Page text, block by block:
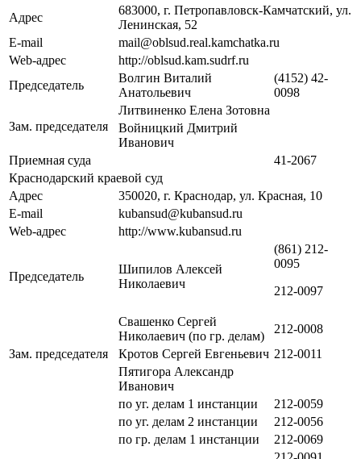
Адрес
683000, г. Петропавловск-Камчатский, ул.
Ленинская, 52
E-mail
mail@oblsud.real.kamchatka.ru
Web-адрес
http://oblsud.kam.sudrf.ru
Председатель
Волгин Виталий
Анатольевич
(4152) 42-
0098
Зам. председателя
Литвиненко Елена Зотовна
Войницкий Дмитрий
Иванович
Приемная суда
41-2067
Краснодарский краевой суд
Адрес
350020, г. Краснодар, ул. Красная, 10
E-mail
kubansud@kubansud.ru
Web-адрес
http://www.kubansud.ru
Председатель
Шипилов Алексей
Николаевич
(861) 212-
0095
212-0097
Зам. председателя
Свашенко Сергей
Николаевич (по гр. делам)
212-0008
Кротов Сергей Евгеньевич 212-0011
Пятигора Александр
Иванович
по уг. делам 1 инстанции
212-0059
по уг. делам 2 инстанции
212-0056
по гр. делам 1 инстанции
212-0069